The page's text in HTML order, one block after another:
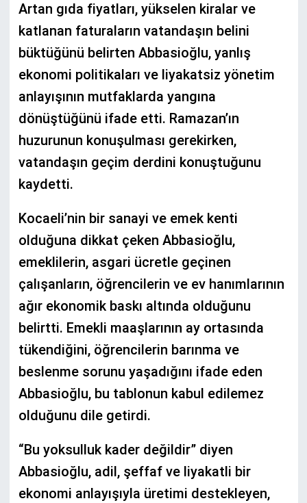
Artan gıda fiyatları, yükselen kiralar ve
katlanan faturaların vatandaşın belini
büktüğünü belirten Abbasioğlu, yanlış
ekonomi politikaları ve liyakatsiz yönetim
anlayışının mutfaklarda yangına
dönüştüğünü ifade etti. Ramazan’ın
huzurunun konuşulması gerekirken,
vatandaşın geçim derdini konuştuğunu
kaydetti.
Kocaeli’nin bir sanayi ve emek kenti
olduğuna dikkat çeken Abbasioğlu,
emeklilerin, asgari ücretle geçinen
çalışanların, öğrencilerin ve ev hanımlarının
ağır ekonomik baskı altında olduğunu
belirtti. Emekli maaşlarının ay ortasında
tükendiğini, öğrencilerin barınma ve
beslenme sorunu yaşadığını ifade eden
Abbasioğlu, bu tablonun kabul edilemez
olduğunu dile getirdi.
“Bu yoksulluk kader değildir” diyen
Abbasioğlu, adil, şeffaf ve liyakatli bir
ekonomi anlayışıyla üretimi destekleyen,